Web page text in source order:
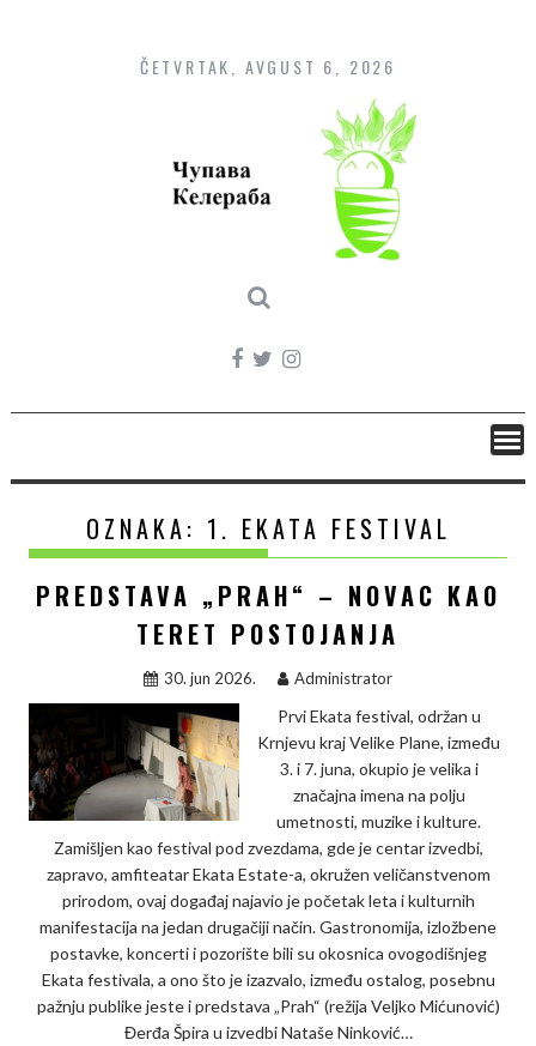
content
ČETVRTAK, AVGUST 6, 2026
OZNAKA: 1. EKATA FESTIVAL
PREDSTAVA „PRAH“ – NOVAC KAO
TERET POSTOJANJA
30. jun 2026. Administrator
Prvi Ekata festival, održan u
Krnjevu kraj Velike Plane, između
3. i 7. juna, okupio je velika i
značajna imena na polju
umetnosti, muzike i kulture.
Zamišljen kao festival pod zvezdama, gde je centar izvedbi,
zapravo, amfiteatar Ekata Estate-a, okružen veličanstvenom
prirodom, ovaj događaj najavio je početak leta i kulturnih
manifestacija na jedan drugačiji način. Gastronomija, izložbene
postavke, koncerti i pozorište bili su okosnica ovogodišnjeg
Ekata festivala, a ono što je izazvalo, između ostalog, posebnu
pažnju publike jeste i predstava „Prah“ (režija Veljko Mićunović)
Đerđa Špira u izvedbi Nataše Ninković…